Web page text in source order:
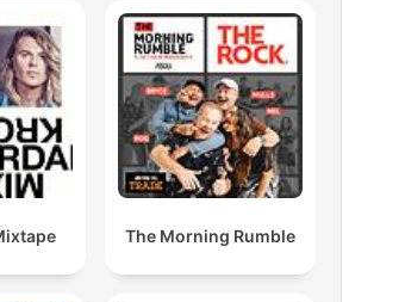
The Morning Rumble